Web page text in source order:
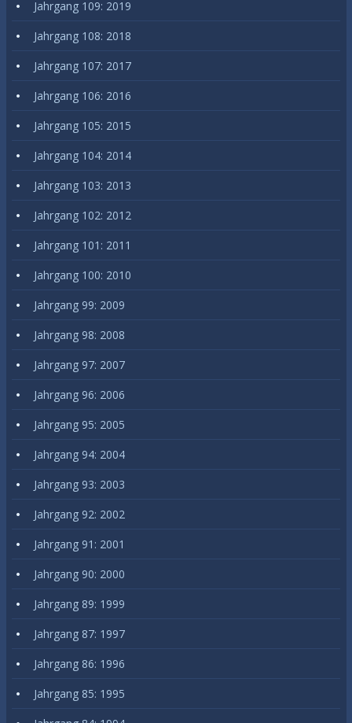
Jahrgang 109: 2019
Jahrgang 108: 2018
Jahrgang 107: 2017
Jahrgang 106: 2016
Jahrgang 105: 2015
Jahrgang 104: 2014
Jahrgang 103: 2013
Jahrgang 102: 2012
Jahrgang 101: 2011
Jahrgang 100: 2010
Jahrgang 99: 2009
Jahrgang 98: 2008
Jahrgang 97: 2007
Jahrgang 96: 2006
Jahrgang 95: 2005
Jahrgang 94: 2004
Jahrgang 93: 2003
Jahrgang 92: 2002
Jahrgang 91: 2001
Jahrgang 90: 2000
Jahrgang 89: 1999
Jahrgang 87: 1997
Jahrgang 86: 1996
Jahrgang 85: 1995